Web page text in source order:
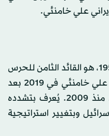
علي خامنئي.
حسين سلامي، من مواليد 1959، هو القائد الثامن للحرس
الثوري الإيراني، عيّنه المرشد علي خامنئي في 2019 بعد
أن شغل منصب نائب القائد منذ 2009. يُعرف بتشدده
وبتغيير استراتيجية